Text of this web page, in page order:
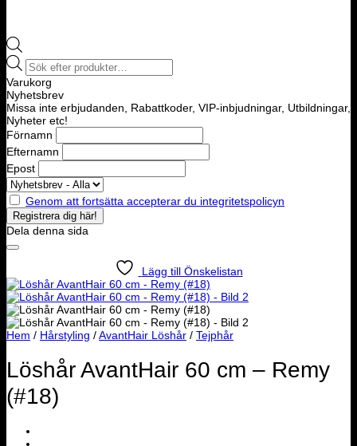
Products
search
Varukorg
Nyhetsbrev
Missa inte erbjudanden, Rabattkoder, VIP-inbjudningar, Utbildningar,
Nyheter etc!
Förnamn
Efternamn
Epost
Genom att fortsätta accepterar du integritetspolicyn
Dela denna sida
Lägg till Önskelistan
Hem / Hårstyling /AvantHair Löshår / Tejphår
Löshår AvantHair 60 cm – Remy
(#18)